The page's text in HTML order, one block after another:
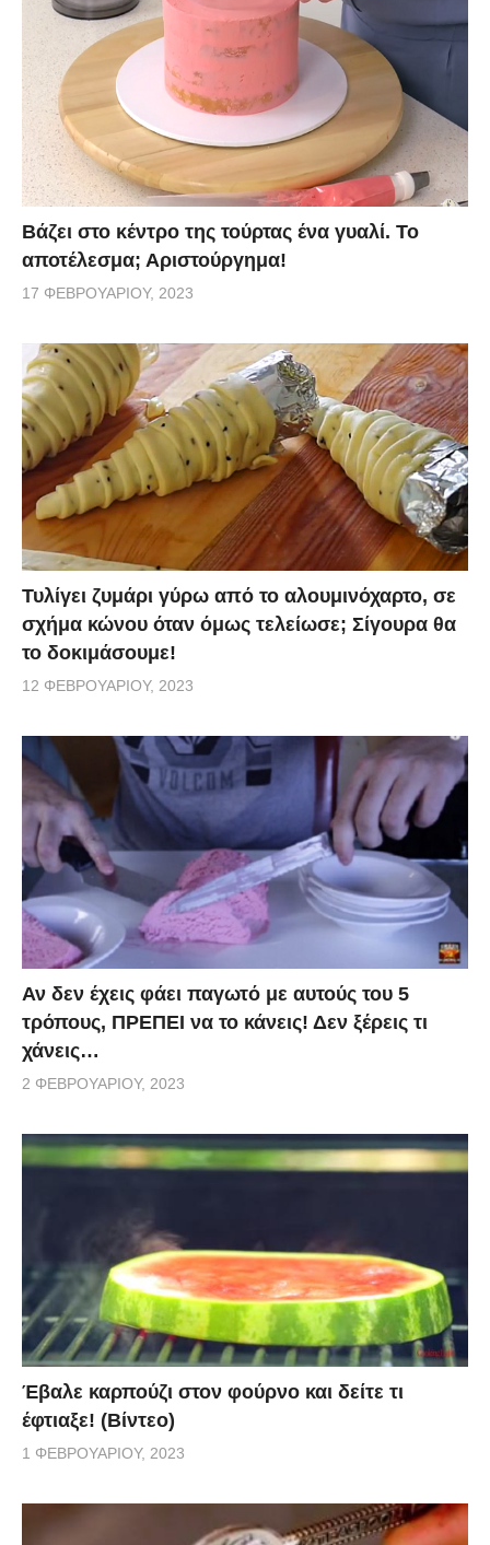
Βάζει στο κέντρο της τούρτας ένα γυαλί. Το
αποτέλεσμα; Αριστούργημα!
17 ΦΕΒΡΟΥΑΡΊΟΥ, 2023
Τυλίγει ζυμάρι γύρω από το αλουμινόχαρτο, σε
σχήμα κώνου όταν όμως τελείωσε; Σίγουρα θα
το δοκιμάσουμε!
12 ΦΕΒΡΟΥΑΡΊΟΥ, 2023
Αν δεν έχεις φάει παγωτό με αυτούς του 5
τρόπους, ΠΡΕΠΕΙ να το κάνεις! Δεν ξέρεις τι
χάνεις…
2 ΦΕΒΡΟΥΑΡΊΟΥ, 2023
Έβαλε καρπούζι στον φούρνο και δείτε τι
έφτιαξε! (Βίντεο)
1 ΦΕΒΡΟΥΑΡΊΟΥ, 2023